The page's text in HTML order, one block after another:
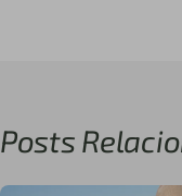
Posts